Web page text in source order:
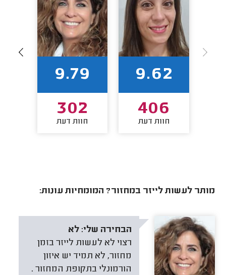
9.62
406
חוות דעת
9.79
302
חוות דעת
מותר לעשות לייזר במחזור? המומחיות עונות:
הבחירה שלי: לא
רצוי לא לעשות לייזר בזמן
מחזור, לא תמיד יש איזון
הורמונלי בתקופת המחזור .